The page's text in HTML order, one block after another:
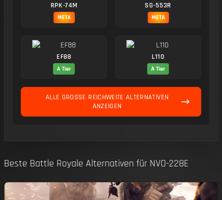
RPK-74M
META
SG-553R
META
EF88
A Tier
L110
A Tier
ALLE GROSSE REICHWEITE ALTERNATIVEN A
NZEIGEN
Beste Battle Royale Alternativen für NVO-228E